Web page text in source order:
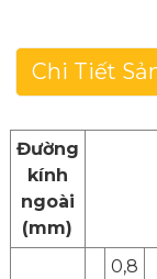
Chi Tiết
Đường
kính
ngoài
(mm)
0,8